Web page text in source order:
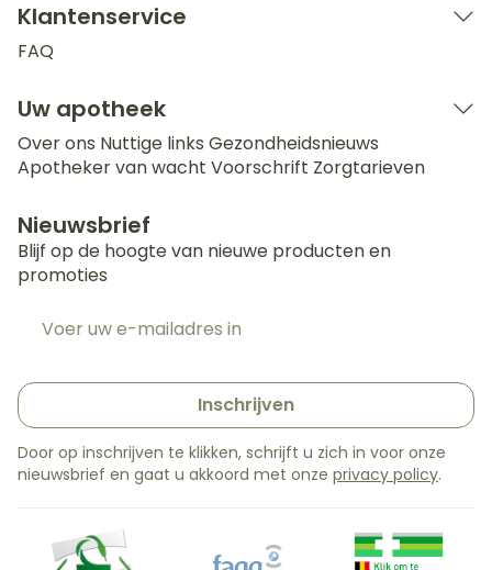
Klantenservice
FAQ
Uw apotheek
Over ons Nuttige links Gezondheidsnieuws
Apotheker van wacht Voorschrift Zorgtarieven
Nieuwsbrief
Blijf op de hoogte van nieuwe producten en
promoties
Inschrijven
Door op inschrijven te klikken, schrijft u zich in voor onze
nieuwsbrief en gaat u akkoord met onze privacy policy.